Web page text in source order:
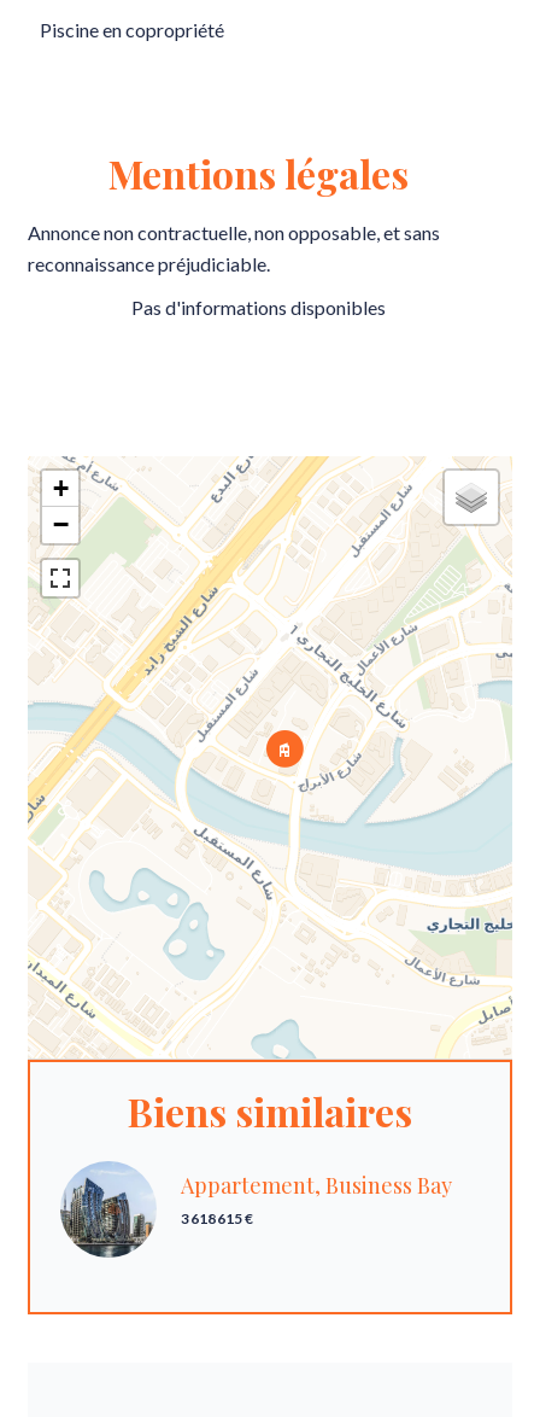
Piscine en copropriété
Mentions légales
Annonce non contractuelle, non opposable, et sans
reconnaissance préjudiciable.
Pas d'informations disponibles
+
−
Biens similaires
Appartement, Business Bay
3 618 615 €